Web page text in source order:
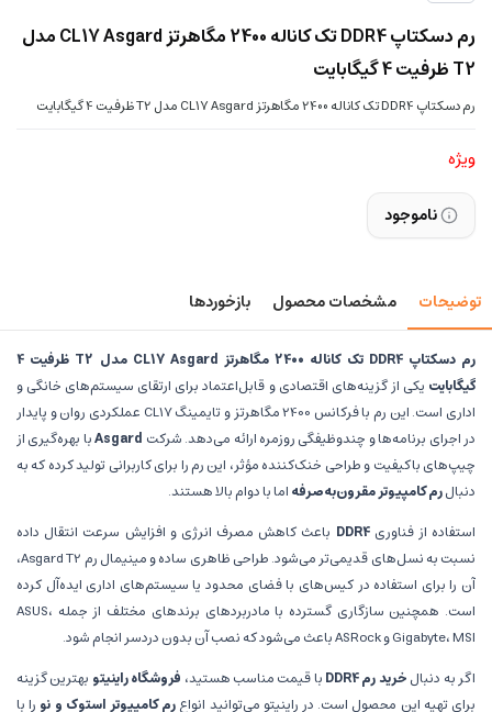
رم دسکتاپ DDR4 تک کاناله 2400 مگاهرتز CL17 Asgard مدل
T2 ظرفیت 4 گیگابایت
رم دسکتاپ DDR4 تک کاناله 2400 مگاهرتز CL17 Asgard مدل T2 ظرفیت 4 گیگابایت
ویژه
ناموجود
توضیحات مشخصات محصول بازخوردها
رم دسکتاپ DDR4 تک کاناله 2400 مگاهرتز CL17 Asgard مدل T2 ظرفیت 4
گیگابایت یکی از گزینه‌های اقتصادی و قابل‌اعتماد برای ارتقای سیستم‌های خانگی و
اداری است. این رم با فرکانس 2400 مگاهرتز و تایمینگ CL17 عملکردی روان و پایدار
در اجرای برنامه‌ها و چندوظیفگی روزمره ارائه می‌دهد. شرکت Asgardبا بهره‌گیری از
چیپ‌های باکیفیت و طراحی خنک‌کننده مؤثر، این رم را برای کاربرانی تولید کرده که به
دنبالرم کامپیوتر مقرون‌به‌صرفهاما با دوام بالا هستند.
استفاده از فناوریDDR4 باعث کاهش مصرف انرژی و افزایش سرعت انتقال داده
نسبت به نسل‌های قدیمی‌تر می‌شود. طراحی ظاهری ساده و مینیمال رم Asgard T2،
آن را برای استفاده در کیس‌های با فضای محدود یا سیستم‌های اداری ایده‌آل کرده
است. همچنین سازگاری گسترده با مادربردهای برندهای مختلف از جمله ASUS،
Gigabyte، MSI و ASRock باعث می‌شود که نصب آن بدون دردسر انجام شود.
اگر به دنبالخرید رم DDR4 با قیمت مناسب هستید، فروشگاه راینیتو بهترین گزینه
برای تهیه این محصول است. در راینیتو می‌توانید انواعرم کامپیوتر استوک و نو را با